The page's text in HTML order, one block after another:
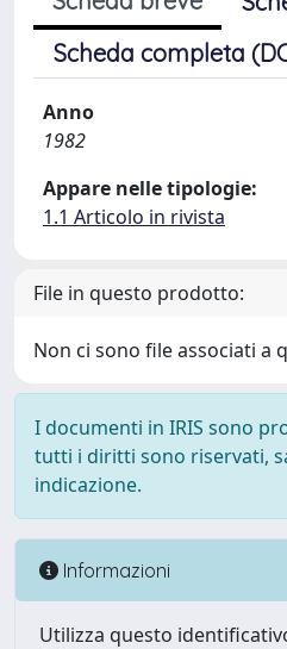
Scheda completa
Anno
1982
Appare nelle tipologie:
1.1 Articolo in rivista
File in questo prodotto:
Non ci sono file associati a
I documenti in IRIS sono
tutti i diritti sono riservati,
indicazione.
Informazioni
Utilizza questo